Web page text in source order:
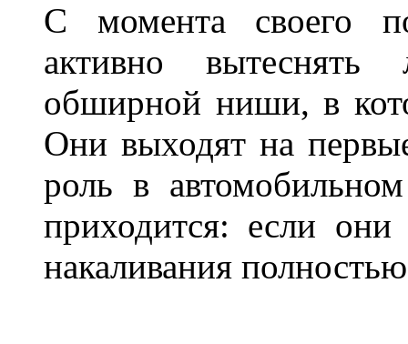
С момента своего
активно
обширной ниши, в
Они выходят на
роль в
приходится: если
накаливания